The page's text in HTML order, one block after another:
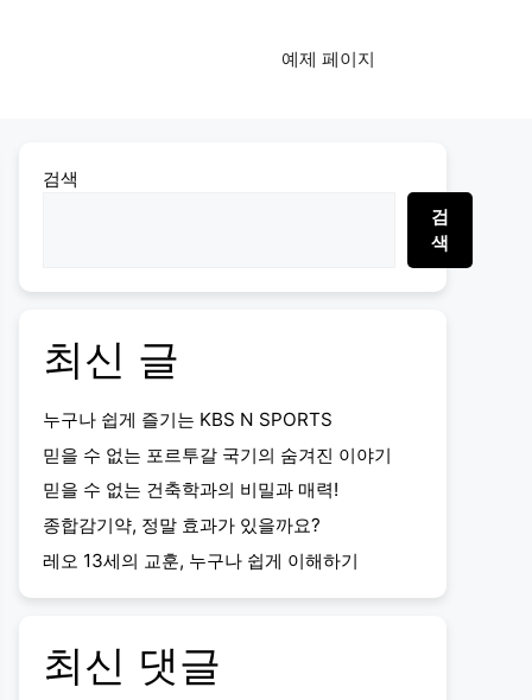
예제 페이지
검색
검
색
최신 글
누구나 쉽게 즐기는 KBS N SPORTS
믿을 수 없는 포르투갈 국기의 숨겨진 이야기
믿을 수 없는 건축학과의 비밀과 매력!
종합감기약, 정말 효과가 있을까요?
레오 13세의 교훈, 누구나 쉽게 이해하기
최신 댓글